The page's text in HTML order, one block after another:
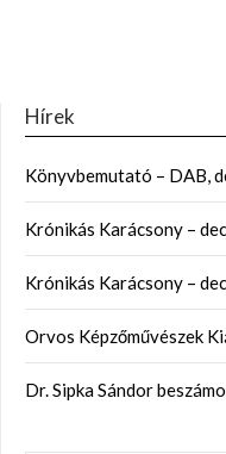
Hírek
Könyvbemutató – DAB,
Krónikás Karácsony –
Krónikás Karácsony –
Orvos Képzőművészek
Dr. Sipka Sándor